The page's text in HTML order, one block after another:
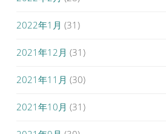
2022年1月 (31)
2021年12月 (31)
2021年11月 (30)
2021年10月 (31)